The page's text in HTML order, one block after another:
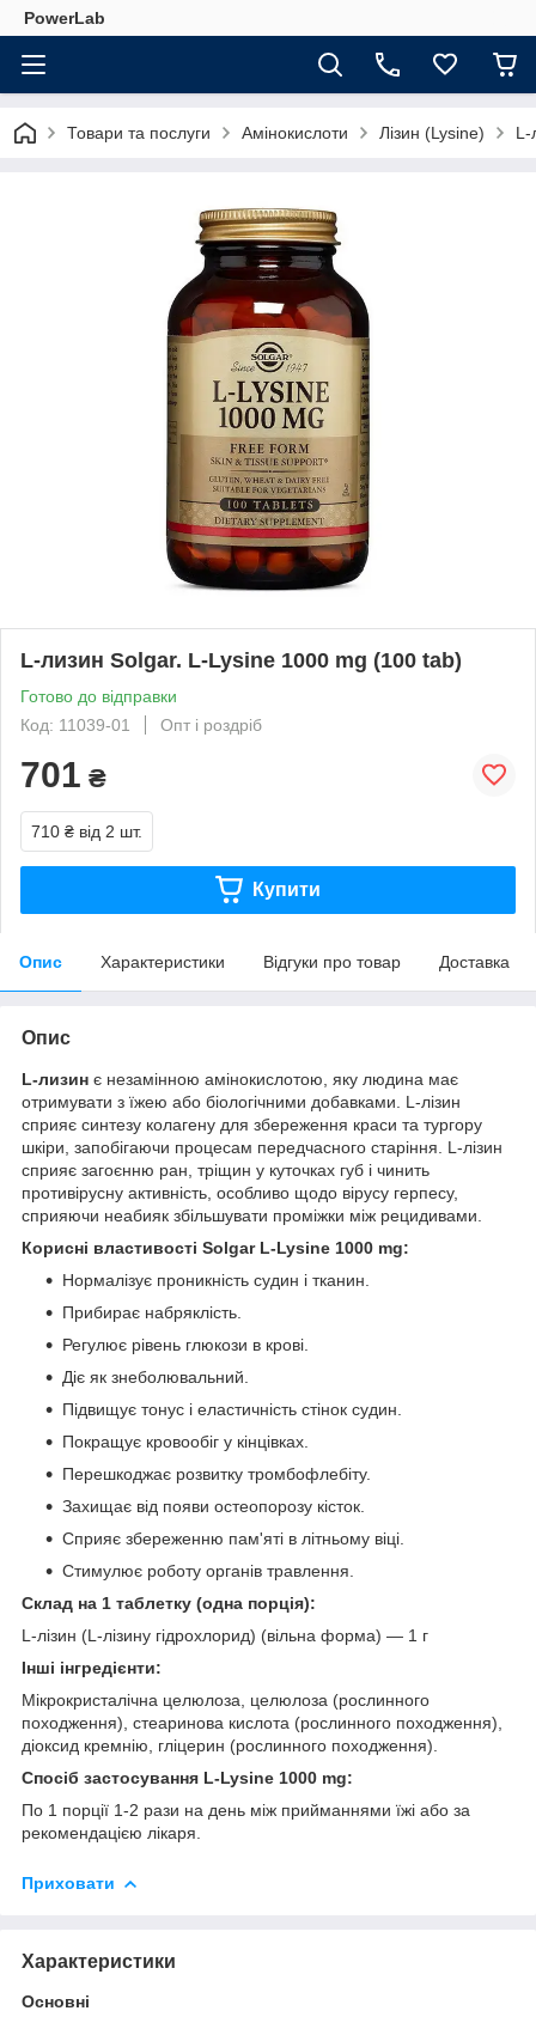
PowerLab
Товари та послуги Амінокислоти Лізин (Lysine) L-
L-лизин Solgar. L-Lysine 1000 mg (100 tab)
Готово до відправки
Код: 11039-01
Опт і роздріб
701 ₴
710 ₴ від 2 шт.
Купити
Опис Характеристики Відгуки про товар Доставка
Опис
L-лизин є незамінною амінокислотою, яку людина має
отримувати з їжею або біологічними добавками. L-лізин
сприяє синтезу колагену для збереження краси та тургору
шкіри, запобігаючи процесам передчасного старіння. L-лізин
сприяє загоєнню ран, тріщин у куточках губ і чинить
противірусну активність, особливо щодо вірусу герпесу,
сприяючи неабияк збільшувати проміжки між рецидивами.
Корисні властивості Solgar L-Lysine 1000 mg:
Нормалізує проникність судин і тканин.
Прибирає набряклість.
Регулює рівень глюкози в крові.
Діє як знеболювальний.
Підвищує тонус і еластичність стінок судин.
Покращує кровообіг у кінцівках.
Перешкоджає розвитку тромбофлебіту.
Захищає від появи остеопорозу кісток.
Сприяє збереженню пам'яті в літньому віці.
Стимулює роботу органів травлення.
Склад на 1 таблетку (одна порція):
L-лізин (L-лізину гідрохлорид) (вільна форма) — 1 г
Інші інгредієнти:
Мікрокристалічна целюлоза, целюлоза (рослинного
походження), стеаринова кислота (рослинного походження),
діоксид кремнію, гліцерин (рослинного походження).
Спосіб застосування L-Lysine 1000 mg:
По 1 порції 1-2 рази на день між прийманнями їжі або за
рекомендацією лікаря.
Приховати
Характеристики
Основні